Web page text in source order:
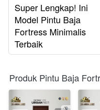
Super Lengkap! Ini
Model Pintu Baja
Fortress Minimalis
Terbaik
Produk Pintu Baja